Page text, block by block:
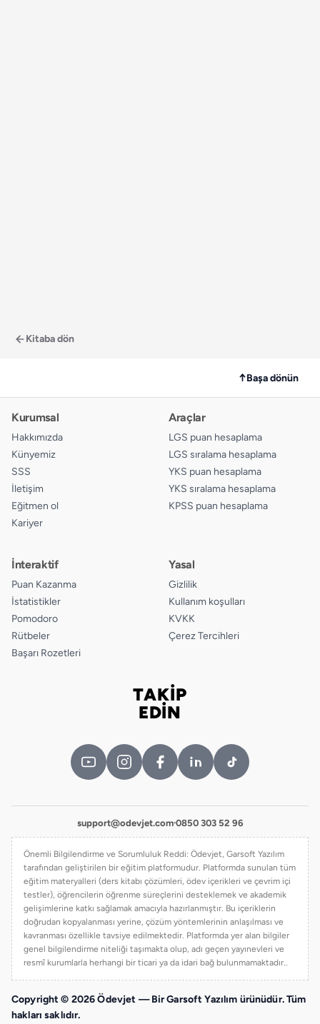
Kitaba dön
↑Başa dönün
Kurumsal
Hakkımızda
Künyemiz
SSS
İletişim
Eğitmen ol
Kariyer
Araçlar
LGS puan hesaplama
LGS sıralama hesaplama
YKS puan hesaplama
YKS sıralama hesaplama
KPSS puan hesaplama
İnteraktif
Puan Kazanma
İstatistikler
Pomodoro
Rütbeler
Başarı Rozetleri
Yasal
Gizlilik
Kullanım koşulları
KVKK
Çerez Tercihleri
TAKİP
EDİN
support@odevjet.com·0850 303 52 96
Önemli Bilgilendirme ve Sorumluluk Reddi: Ödevjet, Garsoft Yazılım
tarafından geliştirilen bir eğitim platformudur. Platformda sunulan tüm
eğitim materyalleri (ders kitabı çözümleri, ödev içerikleri ve çevrim içi
testler), öğrencilerin öğrenme süreçlerini desteklemek ve akademik
gelişimlerine katkı sağlamak amacıyla hazırlanmıştır. Bu içeriklerin
doğrudan kopyalanması yerine, çözüm yöntemlerinin anlaşılması ve
kavranması özellikle tavsiye edilmektedir. Platformda yer alan bilgiler
genel bilgilendirme niteliği taşımakta olup, adı geçen yayınevleri ve
resmî kurumlarla herhangi bir ticari ya da idari bağ bulunmamaktadır..
Copyright © 2026 Ödevjet — Bir Garsoft Yazılım ürünüdür. Tüm
hakları saklıdır.